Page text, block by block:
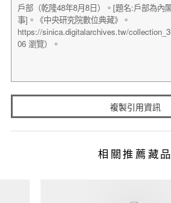
複製引用資訊
相關推薦藏品